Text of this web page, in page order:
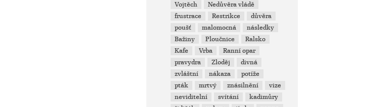
Vojtěch
Nedůvěra vládě
frustrace
Restrikce
důvěra
poušť
malomocná
následky
Bažiny
Ploučnice
Ralsko
Kafe
Vrba
Ranní opar
pravydra
Zloděj
divná
zvláštní
nákaza
potíže
pták
mrtvý znásilnění
vize
neviditelní
svítání
kadimůry